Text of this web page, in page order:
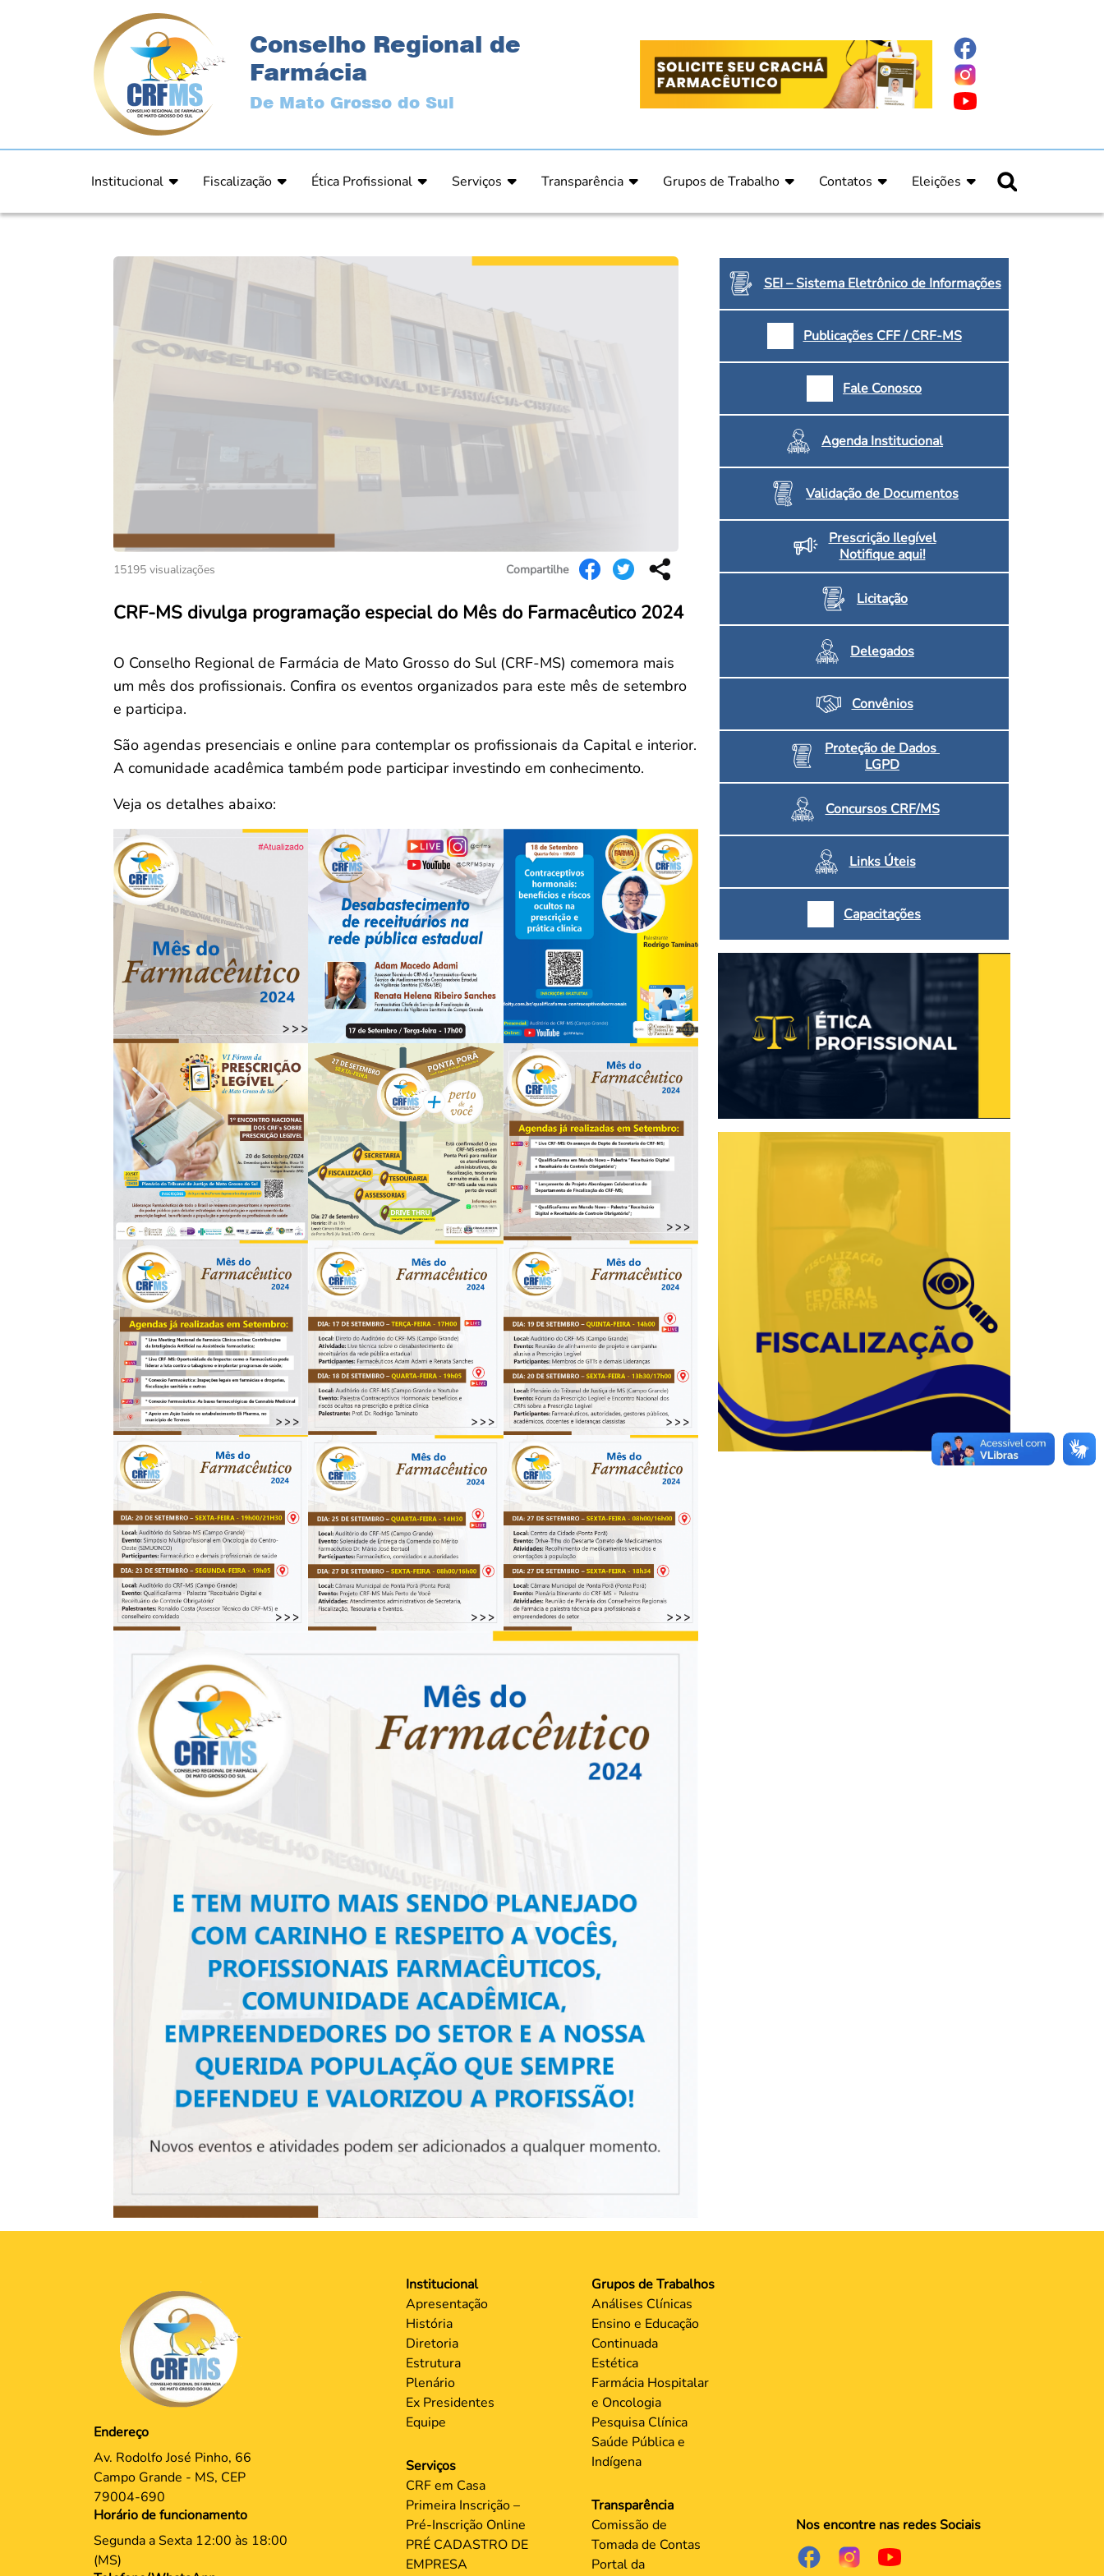
Conselho Regional de
Farmácia
De Mato Grosso do Sul
Institucional
Estrutura
Ex Presidentes
Fiscalização
Orientação
Processos Fiscais
Ética Profissional
Comunicado de Julgamento
Resultado de Julgamento / Acórdão
Relatório Comissão de Ética CRFMS
Serviços
Cartas de Serviços – Procedimentos e formulários
Orientações Técnicas
Dúvidas Frequentes
Convenção Coletiva 2025/2026 – Piso salarial Farmácias e Drogaria
Consulta de Farmacêuticos e Estabelecimentos Inscritos no CRF/MS
Transparência
Proteção de Dados – LGPD
Grupos de Trabalho
Estética
Farmácia Hospitalar e Oncologia
Pesquisa Clínica
Saúde Pública e Indígena
Contatos
Eleições
Candidatos
15195 visualizações Compartilhe
CRF-MS divulga programação especial do Mês do Farmacêutico 2024
O Conselho Regional de Farmácia de Mato Grosso do Sul (CRF-MS) comemora mais
um mês dos profissionais. Confira os eventos organizados para este mês de setembro
e participa.
São agendas presenciais e online para contemplar os profissionais da Capital e interior.
A comunidade acadêmica também pode participar investindo em conhecimento.
Veja os detalhes abaixo:
SEI – Sistema Eletrônico de Informações
Publicações CFF / CRF-MS
Fale Conosco
Agenda Institucional
Validação de Documentos
Prescrição Ilegível
Notifique aqui!
Licitação
Delegados
Convênios
Proteção de Dados
LGPD
Concursos CRF/MS
Links Úteis
Capacitações
Endereço
Av. Rodolfo José Pinho, 66
Campo Grande - MS, CEP
79004-690
Horário de funcionamento
Segunda a Sexta 12:00 às 18:00
(MS)
Institucional
Apresentação
História
Diretoria
Estrutura
Plenário
Ex Presidentes
Equipe
Serviços
CRF em Casa
Primeira Inscrição –
Pré-Inscrição Online
PRÉ CADASTRO DE
EMPRESA
Grupos de Trabalhos
Análises Clínicas
Ensino e Educação
Continuada
Estética
Farmácia Hospitalar
e Oncologia
Pesquisa Clínica
Saúde Pública e
Indígena
Transparência
Comissão de
Tomada de Contas
Portal da
Nos encontre nas redes Sociais